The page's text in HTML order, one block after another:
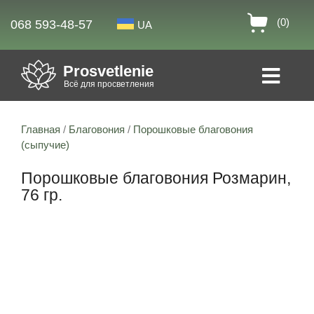
068 593-48-57 UA (0)
Prosvetlenie
Всё для просветления
Главная / Благовония / Порошковые благовония
(сыпучие)
Порошковые благовония Розмарин,
76 гр.